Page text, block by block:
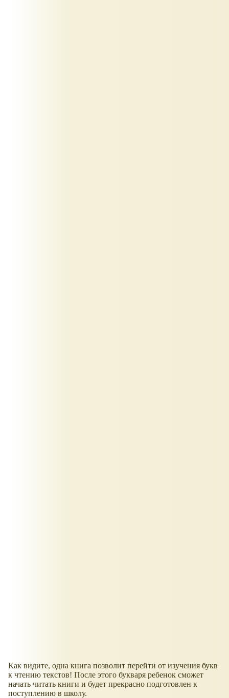
Как видите, одна книга позволит перейти от изучения букв
к чтению текстов! После этого букваря ребенок сможет
начать читать книги и будет прекрасно подготовлен к
поступлению в школу.